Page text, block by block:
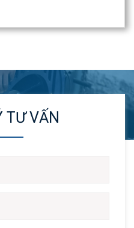
TƯ VẤN